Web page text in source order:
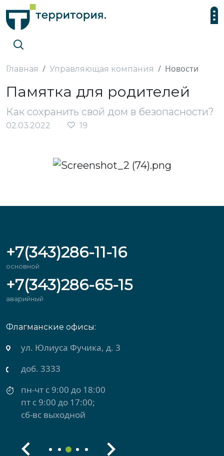
Главная Управляющая компания Новости
Памятка для родителей
Как сохранить свой дом в безопасности?
02.03.2022 19
+7(343)286-11-16
основной
+7(343)286-65-15
аварийный
Флагманские офисы:
ул. Юлиуса Фучика, д. 3
доб. 3333
пн-чт с 9:00 до 18:00
пт с 9:00 до 17:00;
сб-вс выходной